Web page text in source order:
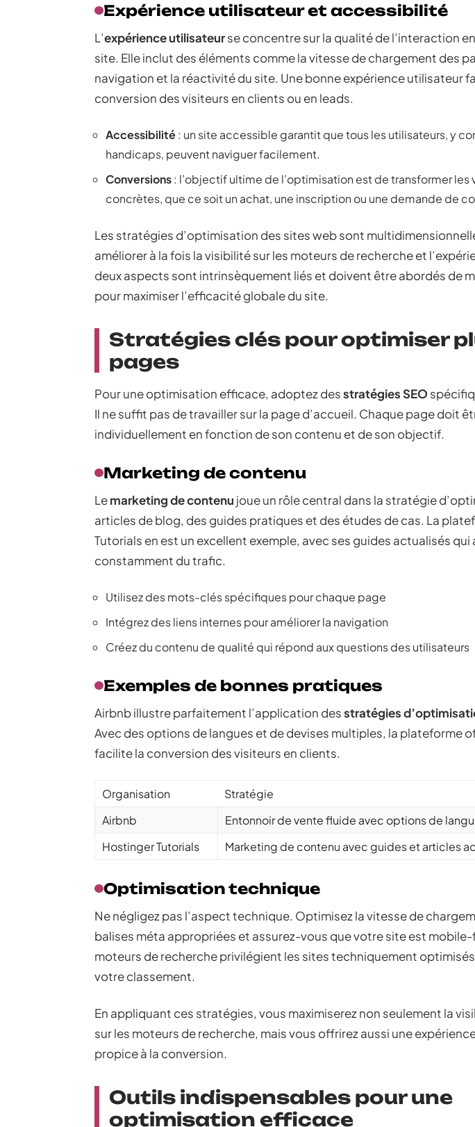
Expérience utilisateur et accessibilité
L’expérience utilisateurse concentre sur la qualité de l’interaction
site. Elle inclut des éléments comme la vitesse de chargement des
navigation et la réactivité du site. Une bonne expérience utilisateur
conversion des visiteurs en clients ou en leads.
Accessibilité: un site accessible garantit que tous les utilisateurs, y
handicaps, peuvent naviguer facilement.
Conversions: l’objectif ultime de l’optimisation est de transformer les
concrètes, que ce soit un achat, une inscription ou une demande de
Les stratégies d’optimisation des sites web sont
améliorer à la fois la visibilité sur les moteurs de recherche et
deux aspects sont intrinsèquement liés et doivent être abordés de
pour maximiser l’efficacité globale du site.
Stratégies clés pour optimiser
pages
Pour une optimisation efficace, adoptez desstratégies SEO
Il ne suffit pas de travailler sur la page d’accueil. Chaque page doit
individuellement en fonction de son contenu et de son objectif.
Marketing de contenu
Lemarketing de contenu joue un rôle central dans la stratégie
articles de blog, des guides pratiques et des études de cas. La
Tutorials en est un excellent exemple, avec ses guides actualisés
constamment du trafic.
Utilisez des mots-clés spécifiques pour chaque page
Intégrez des liens internes pour améliorer la navigation
Créez du contenu de qualité qui répond aux questions des utilisateurs
Exemples de bonnes pratiques
Airbnb illustre parfaitement l’application desstratégies
Avec des options de langues et de devises multiples, la plateforme
facilite la conversion des visiteurs en clients.
Organisation
Stratégie
Airbnb
Entonnoir de vente fluide avec options de
Hostinger Tutorials
Marketing de contenu avec guides et articles
Optimisation technique
Ne négligez pas l’aspect technique. Optimisez la vitesse de
balises méta appropriées et assurez-vous que votre site est mobile-
moteurs de recherche privilégient les sites techniquement
votre classement.
En appliquant ces stratégies, vous maximiserez non seulement la
sur les moteurs de recherche, mais vous offrirez aussi une
propice à la conversion.
Outils indispensables pour une
optimisation efficace